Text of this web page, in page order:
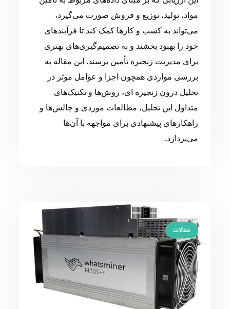
مواد، تولید، توزیع و فروش صورت می‌گیرد،
می‌تواند به کسب و کارها کمک کند تا فرآیندهای
خود را بهبود بخشند و به تصمیم‌گیری‌های بهتری
برای مدیریت زنجیره تأمین برسند. این مقاله به
بررسی مواردی همچون اجزا و عوامل موثر در
تحلیل درون زنجیره ای، روش‌ها و تکنیک‌های
متداول این تحلیل، مطالعات موردی و چالش‌ها و
راهکارهای پیشنهادی برای مواجهه با آن‌ها
می‌پردازد.
مقالات